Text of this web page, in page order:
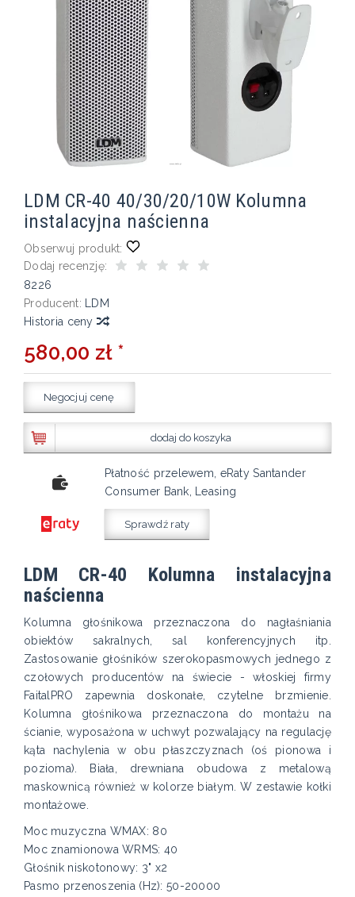
LDM CR-40 40/30/20/10W Kolumna
instalacyjna naścienna
Obserwuj produkt:
Dodaj recenzję:
8226
Producent: LDM
Historia ceny
580,00 zł *
Negocjuj cenę
dodaj do koszyka
Płatność przelewem, eRaty Santander
Consumer Bank, Leasing
Sprawdź raty
LDM CR-40 Kolumna instalacyjna
naścienna
Kolumna głośnikowa przeznaczona do nagłaśniania
obiektów sakralnych, sal konferencyjnych itp.
Zastosowanie głośników szerokopasmowych jednego z
czołowych producentów na świecie - włoskiej firmy
FaitalPRO zapewnia doskonałe, czytelne brzmienie.
Kolumna głośnikowa przeznaczona do montażu na
ścianie, wyposażona w uchwyt pozwalający na regulację
kąta nachylenia w obu płaszczyznach (oś pionowa i
pozioma). Biała, drewniana obudowa z metalową
maskownicą również w kolorze białym. W zestawie kołki
montażowe.
Moc muzyczna WMAX: 80
Moc znamionowa WRMS: 40
Głośnik niskotonowy: 3" x2
Pasmo przenoszenia (Hz): 50-20000